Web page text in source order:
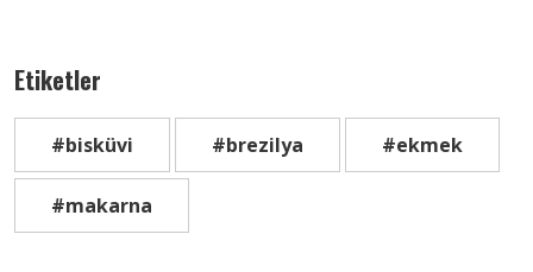
Etiketler
#bisküvi #brezilya #ekmek
#makarna